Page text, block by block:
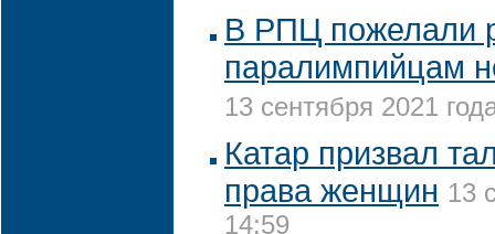
В РПЦ пожелали
паралимпийцам
13 сентября 2021
Катар призвал
права женщин 13